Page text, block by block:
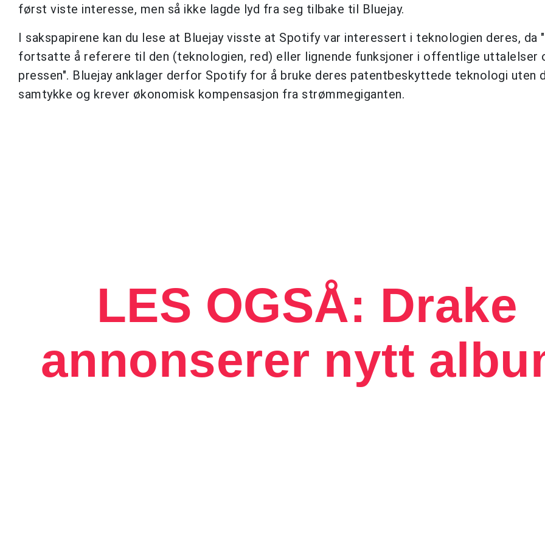
først viste interesse, men så ikke lagde lyd fra seg tilbake til Bluejay.
I sakspapirene kan du lese at Bluejay visste at Spotify var interessert i teknologien deres, da
fortsatte å referere til den (teknologien, red) eller lignende funksjoner i offentlige uttalelser
pressen". Bluejay anklager derfor Spotify for å bruke deres patentbeskyttede teknologi uten
samtykke og krever økonomisk kompensasjon fra strømmegiganten.
LES OGSÅ: Drake
annonserer nytt